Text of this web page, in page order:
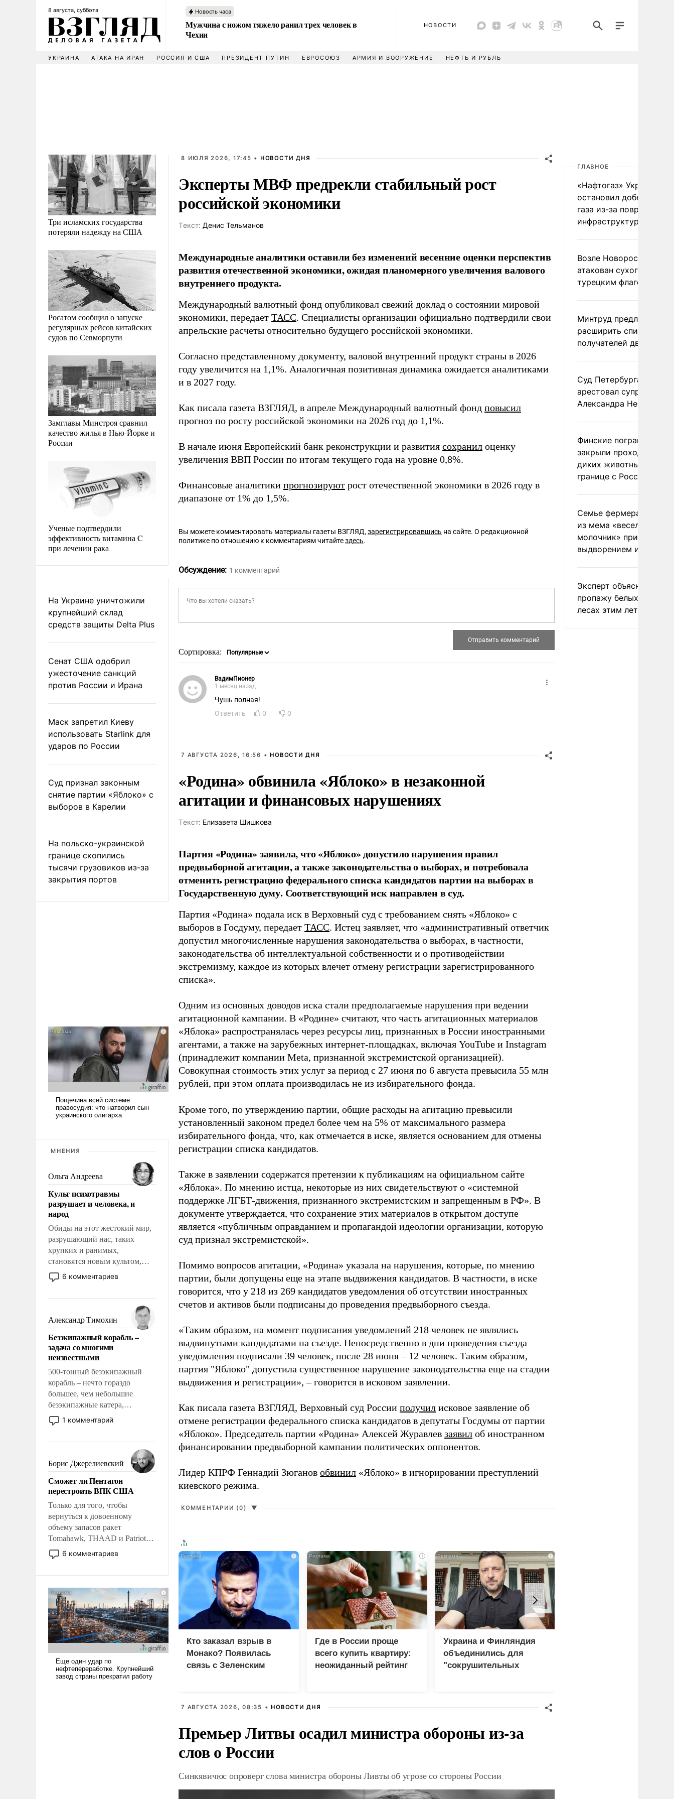
8 августа, суббота Новость часа
Мужчина с ножом тяжело ранил трех человек в
Чехии
НОВОСТИ
УКРАИНА АТАКА НА ИРАН РОССИЯ И США ПРЕЗИДЕНТ ПУТИН ЕВРОСОЮЗ АРМИЯ И ВООРУЖЕНИЕ НЕФТЬ И РУБЛЬ
Три исламских государства
потеряли надежду на США
Росатом сообщил о запуске
регулярных рейсов китайских
судов по Севморпути
Замглавы Минстроя сравнил
качество жилья в Нью-Йорке и
России
Ученые подтвердили
эффективность витамина C
при лечении рака
На Украине уничтожили
крупнейший склад
средств защиты Delta Plus
Сенат США одобрил
ужесточение санкций
против России и Ирана
Маск запретил Киеву
использовать Starlink для
ударов по России
Суд признал законным
снятие партии «Яблоко» с
выборов в Карелии
На польско-украинской
границе скопились
тысячи грузовиков из-за
закрытия портов
МНЕНИЯ
Ольга Андреева
Культ психотравмы
разрушает и человека, и
народ
Обиды на этот жестокий мир,
разрушающий нас, таких
хрупких и ранимых,
становятся новым культом,
постепенно вытесняя и
отменяя традиционное
мужественным и твердым под
ударами судьбы, брать на себя
ответственность, помогать
слабым, идти вперед и
адаптироваться.
6 комментариев
Александр Тимохин
Безэкипажный корабль –
задача со многими
неизвестными
500-тонный безэкипажный
корабль – нечто гораздо
большее, чем небольшие
безэкипажные катера,
применение которых уже
стало обыденностью. Задача по
сложна и амбициозна. Однако
и ее реализация радикально
поднимет наши боевые
возможности.
1 комментарий
Борис Джерелиевский
Сможет ли Пентагон
перестроить ВПК США
Только для того, чтобы
вернуться к довоенному
объему запасов ракет
Tomahawk, THAAD и Patriot
США потребуется более трех
лет. Даже небольшая война с
Сложившаяся ситуация
означает многолетний период
уязвимости США, например,
перед Китаем.
6 комментариев
8 ИЮЛЯ 2026, 17:45 • НОВОСТИ ДНЯ
Эксперты МВФ предрекли стабильный рост
российской экономики
Tекст: Денис Тельманов
Международные аналитики оставили без изменений весенние оценки перспектив
развития отечественной экономики, ожидая планомерного увеличения валового
внутреннего продукта.
Международный валютный фонд опубликовал свежий доклад о состоянии мировой
экономики, передает ТАСС. Специалисты организации официально подтвердили свои
апрельские расчеты относительно будущего российской экономики.
Согласно представленному документу, валовой внутренний продукт страны в 2026
году увеличится на 1,1%. Аналогичная позитивная динамика ожидается аналитиками
и в 2027 году.
Как писала газета ВЗГЛЯД, в апреле Международный валютный фонд повысил
прогноз по росту российской экономики на 2026 год до 1,1%.
В начале июня Европейский банк реконструкции и развития сохранил оценку
увеличения ВВП России по итогам текущего года на уровне 0,8%.
Финансовые аналитики прогнозируют рост отечественной экономики в 2026 году в
диапазоне от 1% до 1,5%.
Вы можете комментировать материалы газеты ВЗГЛЯД, зарегистрировавшись на сайте. О редакционной
политике по отношению к комментариям читайтездесь.
Обсуждение: 1 комментарий
Сортировка:
ВадимПионер
1 месяц назад
Чушь полная!
Ответить
0 0
7 АВГУСТА 2026, 16:56 • НОВОСТИ ДНЯ
«Родина» обвинила «Яблоко» в незаконной
агитации и финансовых нарушениях
Tекст: Елизавета Шишкова
Партия «Родина» заявила, что «Яблоко» допустило нарушения правил
предвыборной агитации, а также законодательства о выборах, и потребовала
отменить регистрацию федерального списка кандидатов партии на выборах в
Государственную думу. Соответствующий иск направлен в суд.
Партия «Родина» подала иск в Верховный суд с требованием снять «Яблоко» с
выборов в Госдуму, передает ТАСС. Истец заявляет, что «административный ответчик
допустил многочисленные нарушения законодательства о выборах, в частности,
законодательства об интеллектуальной собственности и о противодействии
экстремизму, каждое из которых влечет отмену регистрации зарегистрированного
списка».
Одним из основных доводов иска стали предполагаемые нарушения при ведении
агитационной кампании. В «Родине» считают, что часть агитационных материалов
«Яблока» распространялась через ресурсы лиц, признанных в России иностранными
агентами, а также на зарубежных интернет-площадках, включая YouTube и Instagram
(принадлежит компании Meta, признанной экстремистской организацией).
Совокупная стоимость этих услуг за период с 27 июня по 6 августа превысила 55 млн
рублей, при этом оплата производилась не из избирательного фонда.
Кроме того, по утверждению партии, общие расходы на агитацию превысили
установленный законом предел более чем на 5% от максимального размера
избирательного фонда, что, как отмечается в иске, является основанием для отмены
регистрации списка кандидатов.
Также в заявлении содержатся претензии к публикациям на официальном сайте
«Яблока». По мнению истца, некоторые из них свидетельствуют о «системной
поддержке ЛГБТ-движения, признанного экстремистским и запрещенным в РФ». В
документе утверждается, что сохранение этих материалов в открытом доступе
является «публичным оправданием и пропагандой идеологии организации, которую
суд признал экстремистской».
Помимо вопросов агитации, «Родина» указала на нарушения, которые, по мнению
партии, были допущены еще на этапе выдвижения кандидатов. В частности, в иске
говорится, что у 218 из 269 кандидатов уведомления об отсутствии иностранных
счетов и активов были подписаны до проведения предвыборного съезда.
«Таким образом, на момент подписания уведомлений 218 человек не являлись
выдвинутыми кандидатами на съезде. Непосредственно в дни проведения съезда
уведомления подписали 39 человек, после 28 июня – 12 человек. Таким образом,
партия "Яблоко" допустила существенное нарушение законодательства еще на стадии
выдвижения и регистрации», – говорится в исковом заявлении.
Как писала газета ВЗГЛЯД, Верховный суд России получил исковое заявление об
отмене регистрации федерального списка кандидатов в депутаты Госдумы от партии
«Яблоко». Председатель партии «Родина» Алексей Журавлев заявил об иностранном
финансировании предвыборной кампании политических оппонентов.
Лидер КПРФ Геннадий Зюганов обвинил «Яблоко» в игнорировании преступлений
киевского режима.
КОММЕНТАРИИ (0) ▼
i
Кто заказал взрыв в
Монако? Появилась
связь с Зеленским
i
Где в России проще
всего купить квартиру:
неожиданный рейтинг
i
Украина и Финляндия
объединились для
"сокрушительных
7 АВГУСТА 2026, 08:35 • НОВОСТИ ДНЯ
Премьер Литвы осадил министра обороны из-за
слов о России
Синкявичюс опроверг слова министра обороны Ливты об угрозе со стороны России
ГЛАВНОЕ
«Нафтогаз» Украины
остановил добычу
газа из-за повреждения
инфраструктуры
Возле Новороссийска
атакован сухогруз под
турецким флагом
Минтруд предложил
расширить список
получателей двух
Суд Петербурга заочно
арестовал супругу
Александра Невзорова
Финские пограничники
закрыли проходы для
диких животных на
границе с Россией
Семье фермера
из мема «веселый
молочник» пригрозили
выдворением из
Эксперт объяснил
пропажу белых грибов
лесах этим летом